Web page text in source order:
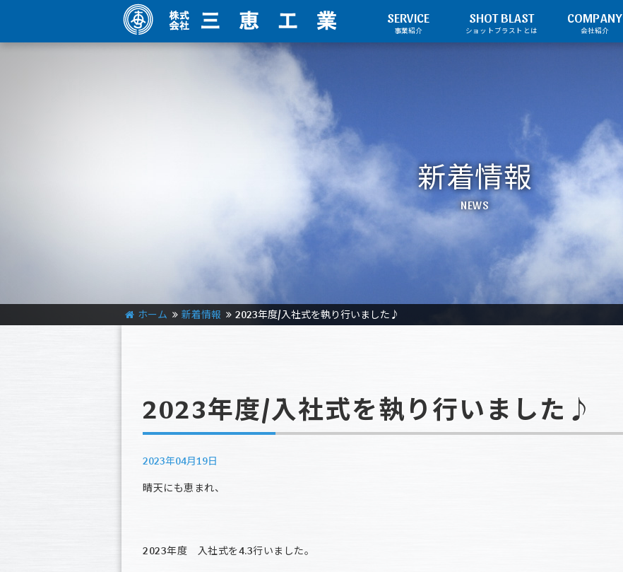
SERVICE
事業紹介
SHOT BLAST
ショットブラストとは
COMPANY
会社紹介
新着情報
NEWS
ホーム 新着情報 2023年度/入社式を執り行いました♪
2023年度/入社式を執り行いました♪
2023年04月19日
晴天にも恵まれ、
2023年度 入社式を4.3行いました。